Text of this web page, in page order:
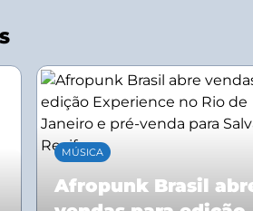
MÚSICA
Afropunk Brasil